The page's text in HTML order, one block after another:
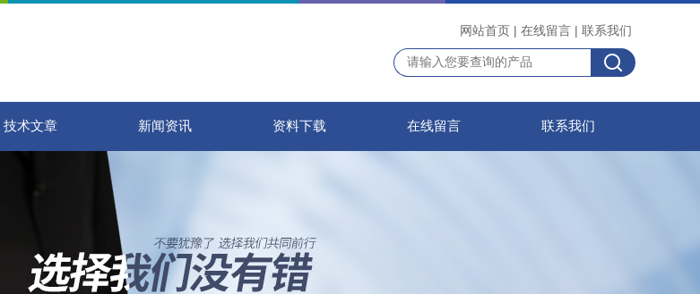
网站首页 | 在线留言 | 联系我们
技术文章 新闻资讯 资料下载 在线留言 联系我们